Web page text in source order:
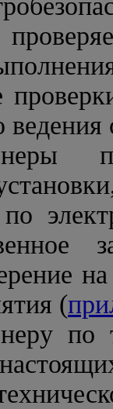
(
по